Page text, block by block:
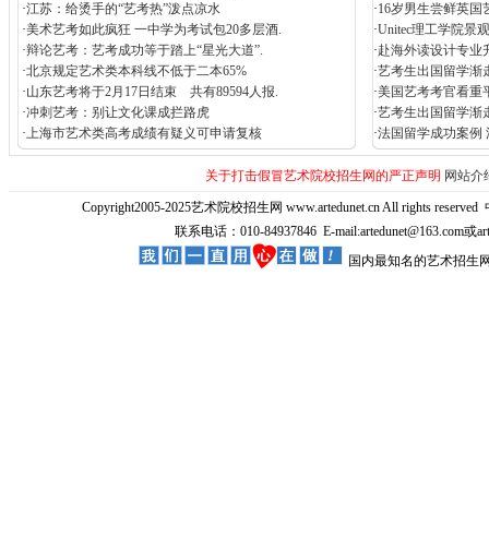
·江苏：给烫手的“艺考热”泼点凉水
·美术艺考如此疯狂 一中学为考试包20多层酒.
·辩论艺考：艺考成功等于踏上“星光大道”.
·北京规定艺术类本科线不低于二本65%
·山东艺考将于2月17日结束 共有89594人报.
·冲刺艺考：别让文化课成拦路虎
·上海市艺术类高考成绩有疑义可申请复核
·16岁男生尝鲜英国
·Unitec理工学院景
·赴海外读设计专业
·艺考生出国留学渐
·美国艺考考官看重
·艺考生出国留学渐
·法国留学成功案例
关于打击假冒艺术院校招生网的严正声明 网站介
Copyright2005-2025艺术院校招生网 www.artedunet.cn All rights reserved
联系电话：010-84937846 E-mail:artedunet@163.com或
国内最知名的艺术招生